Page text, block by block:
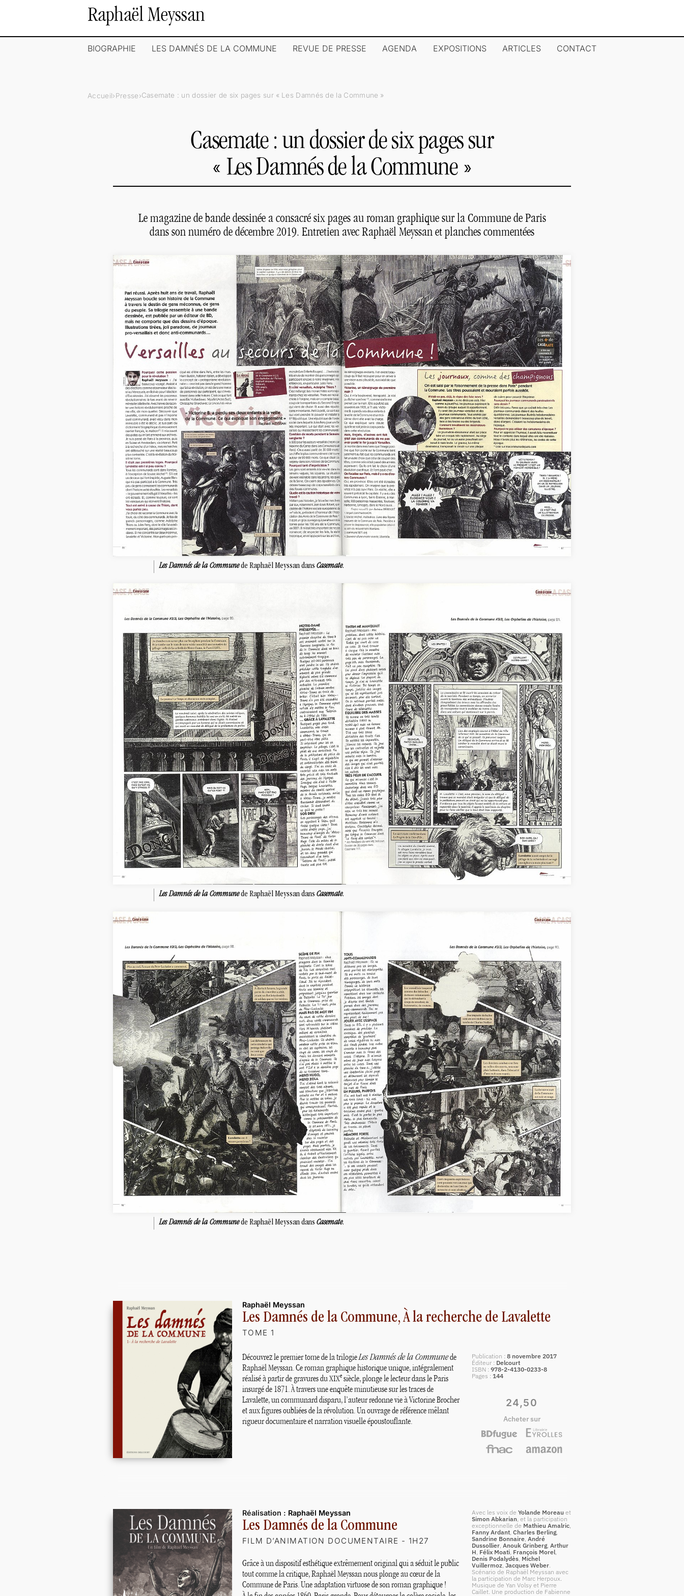
Raphaël Meyssan
BIOGRAPHIE LES DAMNÉS DE LA COMMUNE REVUE DE PRESSE AGENDA EXPOSITIONS ARTICLES CONTACT
Accueil Presse Casemate : un dossier de six pages sur « Les Damnés de la Commune »
Casemate : un dossier de six pages sur
« Les Damnés de la Commune »
Le magazine de bande dessinée a consacré six pages au roman graphique sur la Commune de Paris
dans son numéro de décembre 2019. Entretien avec Raphaël Meyssan et planches commentées
Les Damnés de la Communede Raphaël Meyssan dans Casemate.
Les Damnés de la Communede Raphaël Meyssan dans Casemate.
Les Damnés de la Communede Raphaël Meyssan dans Casemate.
Raphaël Meyssan
Les Damnés de la Commune, À la recherche de Lavalette
TOME 1
Découvrez le premier tome de la trilogieLes Damnés de la Communede
Raphaël Meyssan. Ce roman graphique historique unique, intégralement
réalisé à partir de gravures duXIXesiècle, plonge le lecteur dans le Paris
insurgé de 1871. À travers une enquête minutieuse sur les traces de
Lavalette, un communard disparu, l’auteur redonne vie à Victorine Brocher
et aux figures oubliées de la révolution. Un ouvrage de référence mêlant
rigueur documentaire et narration visuelle époustouflante.
Publication
8 novembre 2017
Éditeur
Delcourt
ISBN
978-2-4130-0233-8
Pages
144
24,50
Acheter sur
Réalisation : Raphaël Meyssan
Les Damnés de la Commune
FILM D’ANIMATION DOCUMENTAIRE - 1H27
Grâce à un dispositif esthétique extrêmement original qui a séduit le public
tout comme la critique, Raphaël Meyssan nous plonge au cœur de la
Commune de Paris. Une adaptation virtuose de son roman graphique !
Avec les voix de Yolande Moreau et
Simon Abkarian , et la participation
exceptionnelle de Mathieu Amalric,
Fanny Ardant, Charles Berling,
Sandrine Bonnaire André
Dussollier, Anouk Grinberg, Arthur
H Félix Moati, François Morel,
Denis Podalydès, Michel
Vuillermoz, Jacques Weber.
Scénario de Raphaël Meyssan avec
la participation de Marc Herpoux.
Musique de Yan Volsy et Pierre
Caillet. Une production de Fabienne